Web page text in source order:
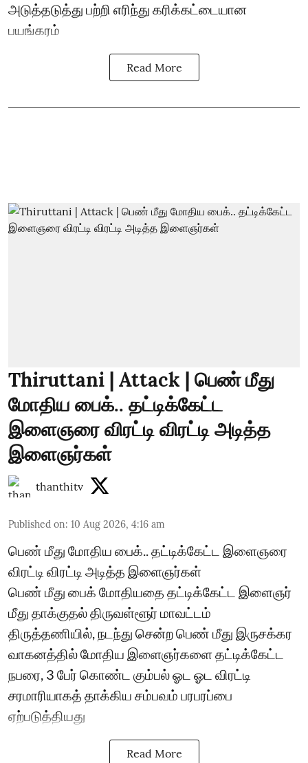
அடுத்தடுத்து பற்றி எரிந்து கரிக்கட்டையான
பயங்கரம்
Read More
Thiruttani | Attack | பெண் மீது
மோதிய பைக்.. தட்டிக்கேட்ட
இளைஞரை விரட்டி விரட்டி அடித்த
இளைஞர்கள்
thanthitv
Published on: 10 Aug 2026, 4:16 am
பெண் மீது மோதிய பைக்.. தட்டிக்கேட்ட இளைஞரை
விரட்டி விரட்டி அடித்த இளைஞர்கள்
பெண் மீது பைக் மோதியதை தட்டிக்கேட்ட இளைஞர்
மீது தாக்குதல் திருவள்ளூர் மாவட்டம்
திருத்தணியில், நடந்து சென்ற பெண் மீது இருசக்கர
வாகனத்தில் மோதிய இளைஞர்களை தட்டிக்கேட்ட
நபரை, 3 பேர் கொண்ட கும்பல் ஓட ஓட விரட்டி
சரமாரியாகத் தாக்கிய சம்பவம் பரபரப்பை
ஏற்படுத்தியது
Read More